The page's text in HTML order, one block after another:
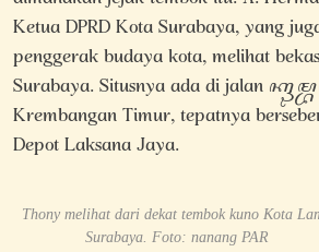
Ketua DPRD Kota Surabaya, yang
penggerak budaya kota, melihat
Surabaya. Situsnya ada di jalan
Krembangan Timur, tepatnya
Depot Laksana Jaya.
Thony melihat dari dekat tembok kuno Kota
Surabaya. Foto: nanang PAR